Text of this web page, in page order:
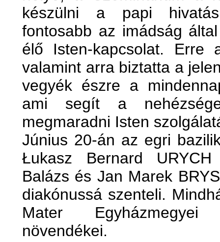
készülni a papi
fontosabb az imádság
élő Isten-kapcsolat. Erre
valamint arra biztatta a
vegyék észre a
ami segít a
megmaradni Isten
Június 20-án az egri
Łukasz Bernard
Balázs és Jan Marek
diakónussá szenteli.
Mater Egyházmegyei
növendékei.